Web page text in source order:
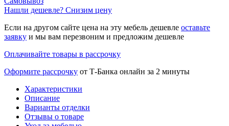
Нашли дешевле? Снизим цену
Если на другом сайте цена на эту мебель дешевле оставьте
заявку и мы вам перезвоним и предложим дешевле
Оплачивайте товары в рассрочку
Оформите рассрочку от Т-Банка онлайн за 2 минуты
Характеристики
Описание
Варианты отделки
Отзывы о товаре